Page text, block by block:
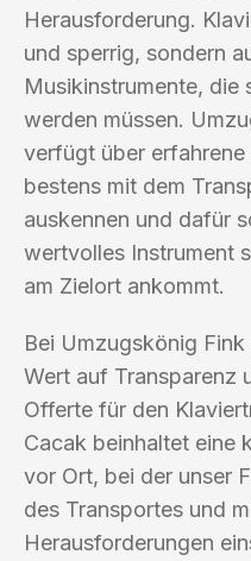
Herausforderung.
und sperrig, sondern
Musikinstrumente,
werden müssen.
verfügt über
bestens mit dem
auskennen und dafür
wertvolles Instrument
am Zielort ankommt.
Bei Umzugskönig
Wert auf Transparenz
Offerte für den
Cacak beinhaltet eine
vor Ort, bei der unser
des Transportes und
Herausforderungen